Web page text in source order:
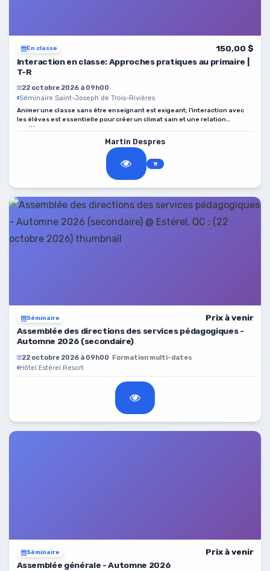
En classe
150,00 $
Interaction en classe: Approches pratiques au primaire |
T-R
22 octobre 2026 à 09h00
Séminaire Saint-Joseph de Trois-Rivières
Animer une classe sans être enseignant est exigeant; l’interaction avec
les élèves est essentielle pour créer un climat sain et une relation
positive.
Martin Despres
Séminaire
Prix à venir
Assemblée des directions des services pédagogiques -
Automne 2026 (secondaire)
22 octobre 2026 à 09h00 Formation multi-dates
Hôtel Estérel Resort
Séminaire
Prix à venir
Assemblée générale - Automne 2026